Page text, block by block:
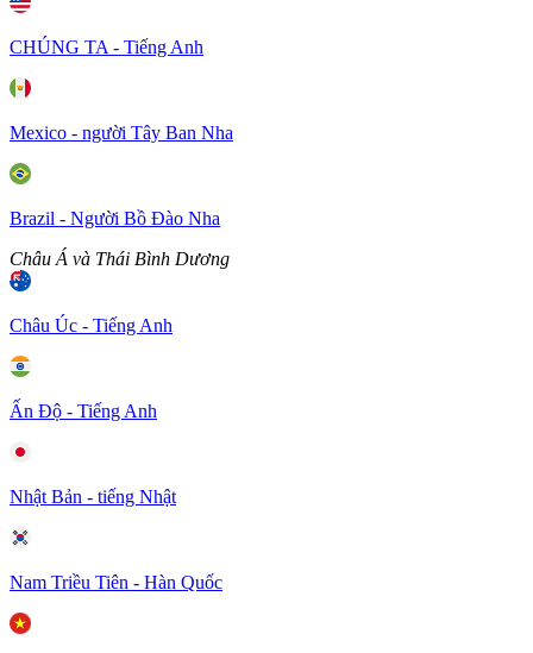
CHÚNG TA - Tiếng Anh
Mexico - người Tây Ban Nha
Brazil - Người Bồ Đào Nha
Châu Á và Thái Bình Dương
Châu Úc - Tiếng Anh
Ấn Độ - Tiếng Anh
Nhật Bản - tiếng Nhật
Nam Triều Tiên - Hàn Quốc